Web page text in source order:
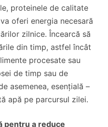
proteinele de calitate
oferi energia necesară
zilnice. Încearcă să
din timp, astfel încât
procesate sau
de timp sau de
asemenea, esențială –
apă pe parcursul zilei.
pentru a reduce